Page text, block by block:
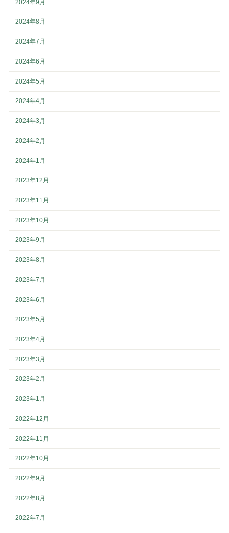
2024年9月
2024年8月
2024年7月
2024年6月
2024年5月
2024年4月
2024年3月
2024年2月
2024年1月
2023年12月
2023年11月
2023年10月
2023年9月
2023年8月
2023年7月
2023年6月
2023年5月
2023年4月
2023年3月
2023年2月
2023年1月
2022年12月
2022年11月
2022年10月
2022年9月
2022年8月
2022年7月